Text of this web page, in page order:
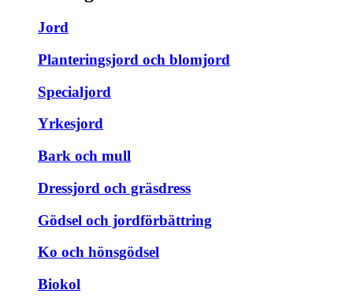
Jord
Planteringsjord och blomjord
Specialjord
Yrkesjord
Bark och mull
Dressjord och gräsdress
Gödsel och jordförbättring
Ko och hönsgödsel
Biokol